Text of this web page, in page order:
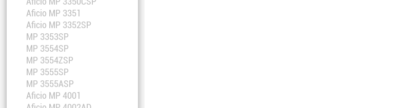
Aficio MP 3351
Aficio MP 3352SP
MP 3353SP
MP 3554SP
MP 3554ZSP
MP 3555SP
MP 3555ASP
Aficio MP 4001